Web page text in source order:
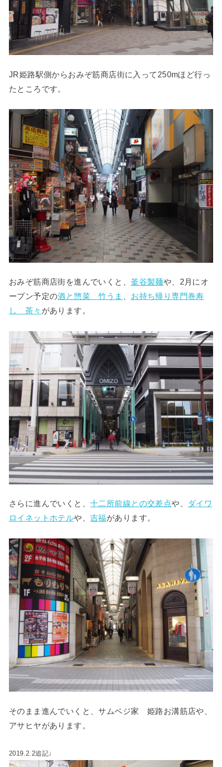
JR姫路駅側からおみぞ筋商店街に入って250mほど行っ
たところです。
おみぞ筋商店街を進んでいくと、釜谷製麺や、2月にオ
ープン予定の酒と惣菜 竹うま
お持ち帰り専門巻寿
し 茶々 があります。
さらに進んでいくと、十二所前線との交差点や、
ダイワ
ロイネットホテルや、吉福があります。
そのまま進んでいくと、サムベジ家 姫路お溝筋店や、
アサヒヤがあります。
2019.2.2追記↓